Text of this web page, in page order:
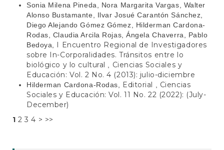
Sonia Milena Pineda, Nora Margarita Vargas, Walter
Alonso Bustamante, Ilvar Josué Carantón Sánchez,
Diego Alejando Gómez Gómez, Hilderman Cardona-
Rodas, Claudia Arcila Rojas, Ángela Chaverra, Pablo
Bedoya, I Encuentro Regional de Investigadores
sobre In-Corporalidades. Tránsitos entre lo
biológico y lo cultural
Ciencias Sociales y
Educación: Vol. 2 No. 4 (2013): julio-diciembre
Hilderman Cardona-Rodas, Editorial
Ciencias
Sociales y Educación: Vol. 11 No. 22 (2022): (July-
December)
1 2 3 4 > >>